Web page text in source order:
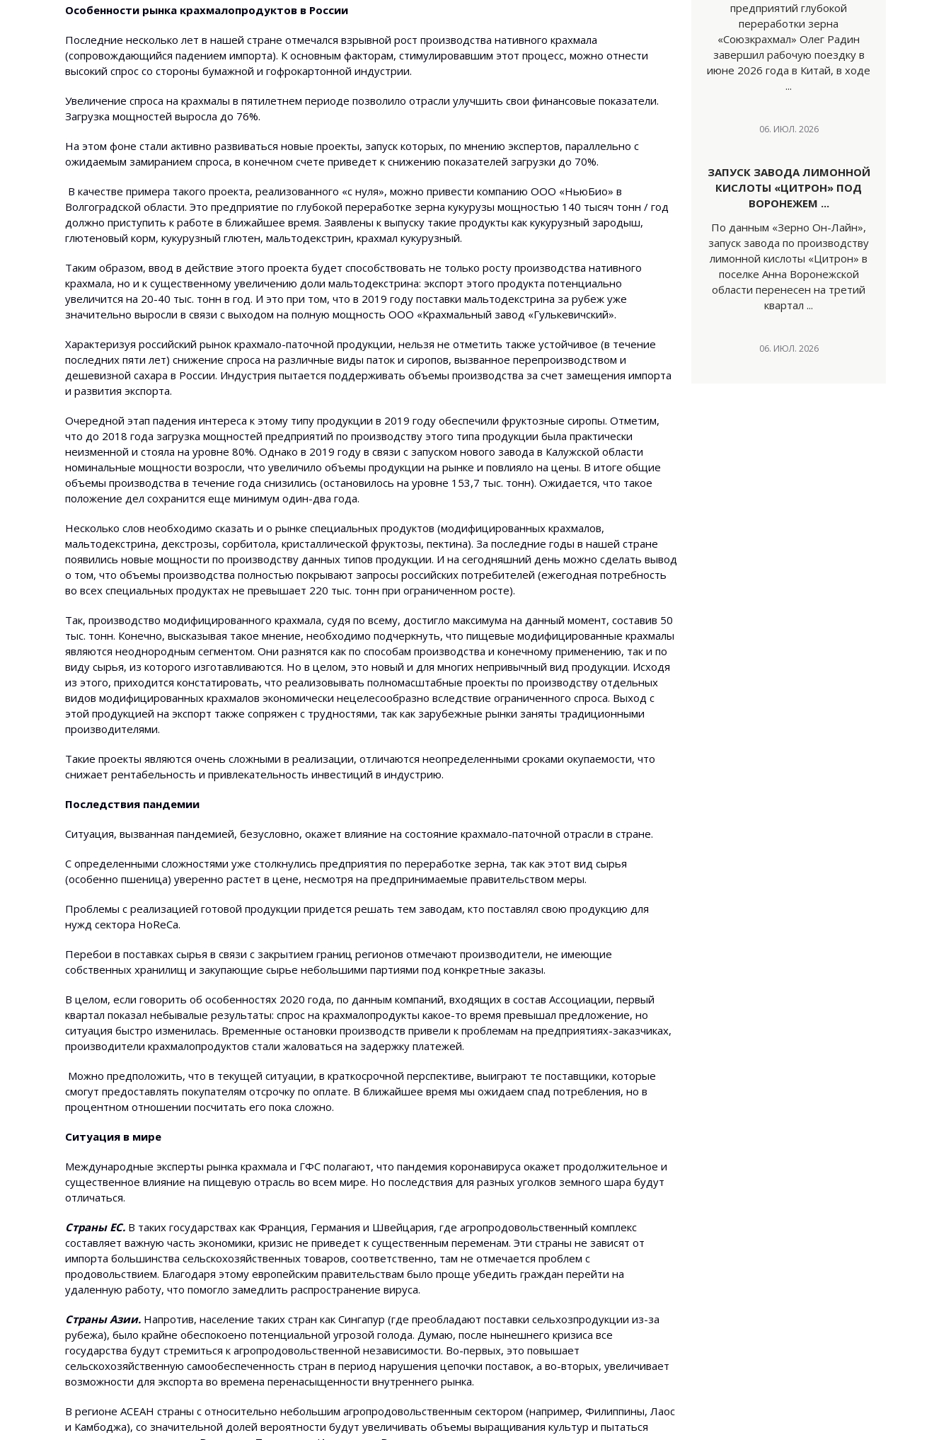
Особенности рынка крахмалопродуктов в России
Последние несколько лет в нашей стране отмечался взрывной рост производства нативного крахмала
(сопровождающийся падением импорта). К основным факторам, стимулировавшим этот процесс, можно отнести
высокий спрос со стороны бумажной и гофрокартонной индустрии.
Увеличение спроса на крахмалы в пятилетнем периоде позволило отрасли улучшить свои финансовые показатели.
Загрузка мощностей выросла до 76%.
На этом фоне стали активно развиваться новые проекты, запуск которых, по мнению экспертов, параллельно с
ожидаемым замиранием спроса, в конечном счете приведет к снижению показателей загрузки до 70%.
В качестве примера такого проекта, реализованного «с нуля», можно привести компанию ООО «НьюБио» в
Волгоградской области. Это предприятие по глубокой переработке зерна кукурузы мощностью 140 тысяч тонн / год
должно приступить к работе в ближайшее время. Заявлены к выпуску такие продукты как кукурузный зародыш,
глютеновый корм, кукурузный глютен, мальтодекстрин, крахмал кукурузный.
Таким образом, ввод в действие этого проекта будет способствовать не только росту производства нативного
крахмала, но и к существенному увеличению доли мальтодекстрина: экспорт этого продукта потенциально
увеличится на 20-40 тыс. тонн в год. И это при том, что в 2019 году поставки мальтодекстрина за рубеж уже
значительно выросли в связи с выходом на полную мощность ООО «Крахмальный завод «Гулькевичский».
Характеризуя российский рынок крахмало-паточной продукции, нельзя не отметить также устойчивое (в течение
последних пяти лет) снижение спроса на различные виды паток и сиропов, вызванное перепроизводством и
дешевизной сахара в России. Индустрия пытается поддерживать объемы производства за счет замещения импорта
и развития экспорта.
Очередной этап падения интереса к этому типу продукции в 2019 году обеспечили фруктозные сиропы. Отметим,
что до 2018 года загрузка мощностей предприятий по производству этого типа продукции была практически
неизменной и стояла на уровне 80%. Однако в 2019 году в связи с запуском нового завода в Калужской области
номинальные мощности возросли, что увеличило объемы продукции на рынке и повлияло на цены. В итоге общие
объемы производства в течение года снизились (остановилось на уровне 153,7 тыс. тонн). Ожидается, что такое
положение дел сохранится еще минимум один-два года.
Несколько слов необходимо сказать и о рынке специальных продуктов (модифицированных крахмалов,
мальтодекстрина, декстрозы, сорбитола, кристаллической фруктозы, пектина). За последние годы в нашей стране
появились новые мощности по производству данных типов продукции. И на сегодняшний день можно сделать вывод
о том, что объемы производства полностью покрывают запросы российских потребителей (ежегодная потребность
во всех специальных продуктах не превышает 220 тыс. тонн при ограниченном росте).
Так, производство модифицированного крахмала, судя по всему, достигло максимума на данный момент, составив 50
тыс. тонн. Конечно, высказывая такое мнение, необходимо подчеркнуть, что пищевые модифицированные крахмалы
являются неоднородным сегментом. Они разнятся как по способам производства и конечному применению, так и по
виду сырья, из которого изготавливаются. Но в целом, это новый и для многих непривычный вид продукции. Исходя
из этого, приходится констатировать, что реализовывать полномасштабные проекты по производству отдельных
видов модифицированных крахмалов экономически нецелесообразно вследствие ограниченного спроса. Выход с
этой продукцией на экспорт также сопряжен с трудностями, так как зарубежные рынки заняты традиционными
производителями.
Такие проекты являются очень сложными в реализации, отличаются неопределенными сроками окупаемости, что
снижает рентабельность и привлекательность инвестиций в индустрию.
Последствия пандемии
Ситуация, вызванная пандемией, безусловно, окажет влияние на состояние крахмало-паточной отрасли в стране.
С определенными сложностями уже столкнулись предприятия по переработке зерна, так как этот вид сырья
(особенно пшеница) уверенно растет в цене, несмотря на предпринимаемые правительством меры.
Проблемы с реализацией готовой продукции придется решать тем заводам, кто поставлял свою продукцию для
нужд сектора HoReCa.
Перебои в поставках сырья в связи с закрытием границ регионов отмечают производители, не имеющие
собственных хранилищ и закупающие сырье небольшими партиями под конкретные заказы.
В целом, если говорить об особенностях 2020 года, по данным компаний, входящих в состав Ассоциации, первый
квартал показал небывалые результаты: спрос на крахмалопродукты какое-то время превышал предложение, но
ситуация быстро изменилась. Временные остановки производств привели к проблемам на предприятиях-заказчиках,
производители крахмалопродуктов стали жаловаться на задержку платежей.
Можно предположить, что в текущей ситуации, в краткосрочной перспективе, выиграют те поставщики, которые
смогут предоставлять покупателям отсрочку по оплате. В ближайшее время мы ожидаем спад потребления, но в
процентном отношении посчитать его пока сложно.
Ситуация в мире
Международные эксперты рынка крахмала и ГФС полагают, что пандемия коронавируса окажет продолжительное и
существенное влияние на пищевую отрасль во всем мире. Но последствия для разных уголков земного шара будут
отличаться.
Страны ЕС. В таких государствах как Франция, Германия и Швейцария, где агропродовольственный комплекс
составляет важную часть экономики, кризис не приведет к существенным переменам. Эти страны не зависят от
импорта большинства сельскохозяйственных товаров, соответственно, там не отмечается проблем с
продовольствием. Благодаря этому европейским правительствам было проще убедить граждан перейти на
удаленную работу, что помогло замедлить распространение вируса.
Страны Азии. Напротив, население таких стран как Сингапур (где преобладают поставки сельхозпродукции из-за
рубежа), было крайне обеспокоено потенциальной угрозой голода. Думаю, после нынешнего кризиса все
государства будут стремиться к агропродовольственной независимости. Во-первых, это повышает
сельскохозяйственную самообеспеченность стран в период нарушения цепочки поставок, а во-вторых, увеличивает
возможности для экспорта во времена перенасыщенности внутреннего рынка.
В регионе АСЕАН страны с относительно небольшим агропродовольственным сектором (например, Филиппины, Лаос
и Камбоджа), со значительной долей вероятности будут увеличивать объемы выращивания культур и пытаться
предприятий глубокой
переработки зерна
«Союзкрахмал» Олег Радин
завершил рабочую поездку в
июне 2026 года в Китай, в ходе
...
06. ИЮЛ. 2026
ЗАПУСК ЗАВОДА ЛИМОННОЙ
КИСЛОТЫ «ЦИТРОН» ПОД
ВОРОНЕЖЕМ ...
По данным «Зерно Он-Лайн»,
запуск завода по производству
лимонной кислоты «Цитрон» в
поселке Анна Воронежской
области перенесен на третий
квартал ...
06. ИЮЛ. 2026